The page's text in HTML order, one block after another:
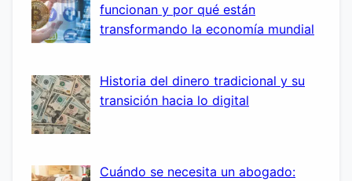
funcionan y por qué están
transformando la economía mundial
Historia del dinero tradicional y su
transición hacia lo digital
Cuándo se necesita un abogado: